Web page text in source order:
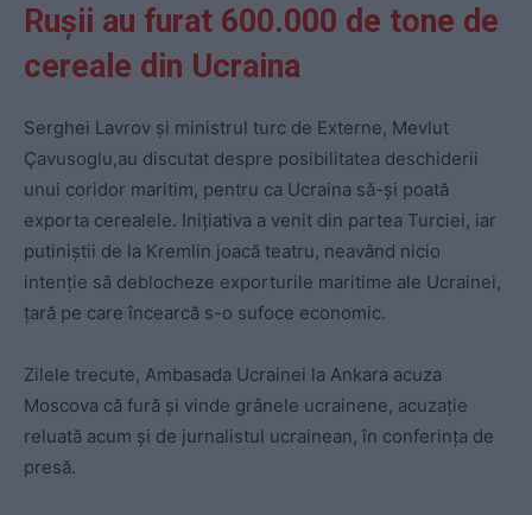
Rușii au furat 600.000 de tone de
cereale din Ucraina
Serghei Lavrov și ministrul turc de Externe, Mevlut
Çavusoglu,au discutat despre posibilitatea deschiderii
unui coridor maritim, pentru ca Ucraina să-și poată
exporta cerealele. Inițiativa a venit din partea Turciei, iar
putiniștii de la Kremlin joacă teatru, neavând nicio
intenție să deblocheze exporturile maritime ale Ucrainei,
țară pe care încearcă s-o sufoce economic.
Zilele trecute, Ambasada Ucrainei la Ankara acuza
Moscova că fură şi vinde grânele ucrainene, acuzație
reluată acum și de jurnalistul ucrainean, în conferința de
presă.